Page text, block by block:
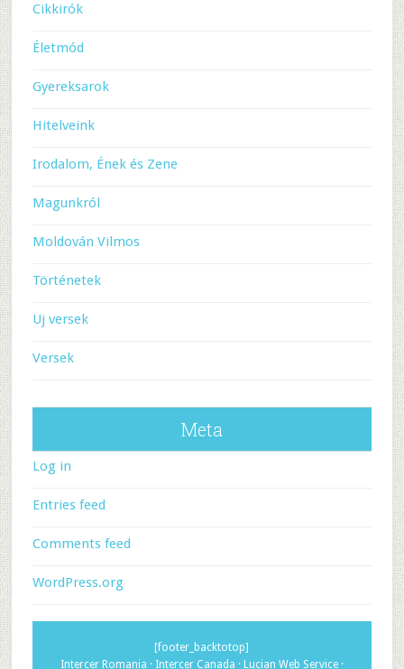
Cikkirók
Életmód
Gyereksarok
Hitelveink
Irodalom, Ének és Zene
Magunkról
Moldován Vilmos
Történetek
Uj versek
Versek
Meta
Log in
Entries feed
Comments feed
WordPress.org
[footer_backtotop]
Intercer Romania · Intercer Canada · Lucian Web Service·